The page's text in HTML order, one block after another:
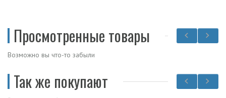
Просмотренные товары
Возможно вы что-то забыли
Так же покупают